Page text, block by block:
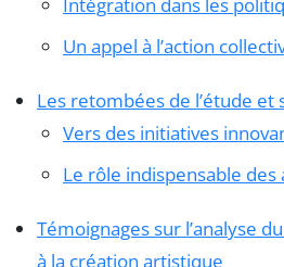
Intégration dans les
Un appel à l’action
Les retombées de l’étude et
Vers des initiatives
Le rôle indispensable des
Témoignages sur l’analyse
à la création artistique